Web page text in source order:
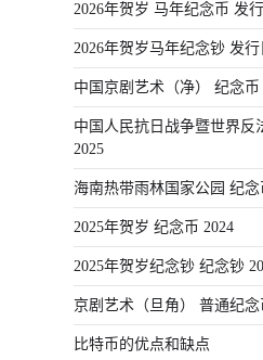
2026年贺岁 马年纪念币 发
2026年贺岁马年纪念钞 发行
中国京剧艺术（净） 纪念币
中国人民抗日战争暨世界反
2025
海南热带雨林国家公园 纪念
2025年贺岁 纪念币 2024
2025年贺岁纪念钞 纪念钞
京剧艺术（旦角） 普通纪念
比特币的优点和缺点